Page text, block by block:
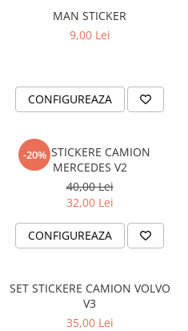
STICKERE CAMUFLAJ
STICKERE PENTRU FIRME
STICKERE CAMIOANE
IVECO
MAN
MERCEDES CAMIOANE
RENAULT CAMIOANE
VOLVO CAMIOANE
STICKERE MOTO/ATV
4X4/OFF ROAD STICKER
BABY ON BOARD
TRICOURI MOTO/ATV
TRICOURI OFF ROAD/4X4
CAMION
TRICOURI PESCUIT/VANATOARE
MAN STICKER
9,00 Lei
CONFIGUREAZA
-20%
SET STICKERE CAMION
MERCEDES V2
40,00 Lei
32,00 Lei
CONFIGUREAZA
SET STICKERE CAMION VOLVO
V3
35,00 Lei